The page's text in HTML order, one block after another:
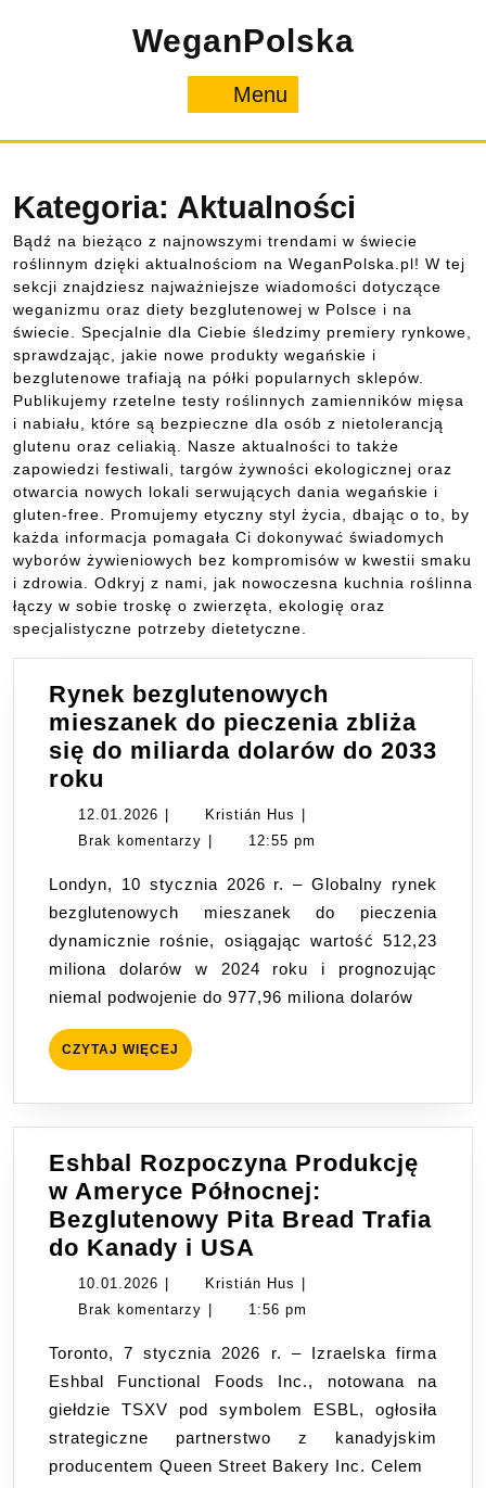
WeganPolska
Menu
Kategoria: Aktualności
Bądź na bieżąco z najnowszymi trendami w świecie
roślinnym dzięki aktualnościom na WeganPolska.pl! W tej
sekcji znajdziesz najważniejsze wiadomości dotyczące
weganizmu oraz diety bezglutenowej w Polsce i na
świecie. Specjalnie dla Ciebie śledzimy premiery rynkowe,
sprawdzając, jakie nowe produkty wegańskie i
bezglutenowe trafiają na półki popularnych sklepów.
Publikujemy rzetelne testy roślinnych zamienników mięsa
i nabiału, które są bezpieczne dla osób z nietolerancją
glutenu oraz celiakią. Nasze aktualności to także
zapowiedzi festiwali, targów żywności ekologicznej oraz
otwarcia nowych lokali serwujących dania wegańskie i
gluten-free. Promujemy etyczny styl życia, dbając o to, by
każda informacja pomagała Ci dokonywać świadomych
wyborów żywieniowych bez kompromisów w kwestii smaku
i zdrowia. Odkryj z nami, jak nowoczesna kuchnia roślinna
łączy w sobie troskę o zwierzęta, ekologię oraz
specjalistyczne potrzeby dietetyczne.
Rynek bezglutenowych
mieszanek do pieczenia zbliża
się do miliarda dolarów do 2033
roku
bezglutenowych
mieszanek
pieczenia
zbliża
się
do
miliarda
dolarów
do
12.01.2026 12.01.2026Kristián Hus Kristián
Hus
Brak komentarzy
12:55 pm
Londyn, 10 stycznia 2026 r. – Globalny rynek
bezglutenowych mieszanek do pieczenia
dynamicznie rośnie, osiągając wartość 512,23
miliona dolarów w 2024 roku i prognozując
niemal podwojenie do 977,96 miliona dolarów
CZYTAJ WIĘCEJ CZYTAJ
WIĘCEJ
Eshbal Rozpoczyna Produkcję
w Ameryce Północnej:
Bezglutenowy Pita Bread Trafia
do Kanady i USA
Rozpoczyna
Produkcję
Ameryce
Północnej:
Bezglutenowy
Pita
Bread
10.01.2026 10.01.2026Kristián Hus Kristián
Hus
Brak komentarzy
1:56 pm
Toronto, 7 stycznia 2026 r. – Izraelska firma
Eshbal Functional Foods Inc., notowana na
giełdzie TSXV pod symbolem ESBL, ogłosiła
strategiczne partnerstwo z kanadyjskim
producentem Queen Street Bakery Inc. Celem